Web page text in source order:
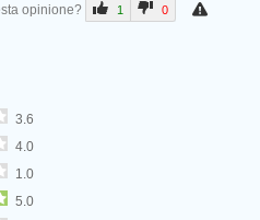
opinione? 1 0
3.6
4.0
1.0
5.0